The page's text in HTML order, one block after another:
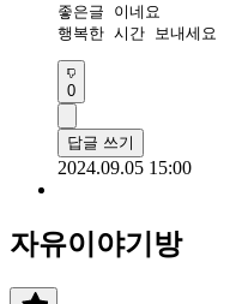
좋은글 이네요
행복한 시간 보내세요
0
답글 쓰기
2024.09.05 15:00
자유이야기방